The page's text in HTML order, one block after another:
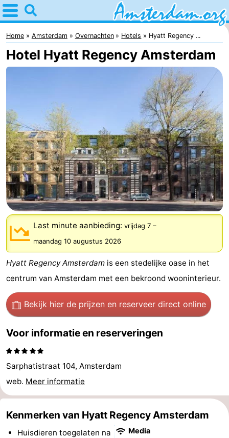
Home
Amsterdam
Reisplan
jongeren
Gratis
Overnachten
Appartementen
Bed
(&
breakfasts)
Campings
Hotels
Vakantiehuizen
Het
Amsterdamse
-
Spaarnwoude
Last
Attracties
Bezienswaardigheden
Home Amsterdam Overnachten Hotels Hyatt Regency ...
Hotel Hyatt Regency Amsterdam
Last minute aanbieding: vrijdag 7 –
maandag 10 augustus 2026
Hyatt Regency Amsterdam is een stedelijke oase in het
centrum van Amsterdam met een bekroond wooninterieur.
Bekijk hier de prijzen en reserveer direct online
Voor informatie en reserveringen
Sarphatistraat 104, Amsterdam
web. Meer informatie
Kenmerken van Hyatt Regency Amsterdam
Huisdieren toegelaten na
Media